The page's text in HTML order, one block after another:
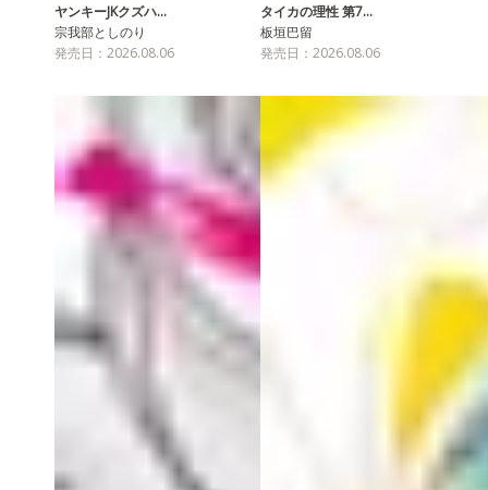
ヤンキーJKクズハ…
宗我部としのり
発売日：2026.08.06
タイカの理性 第7…
板垣巴留
発売日：2026.08.06